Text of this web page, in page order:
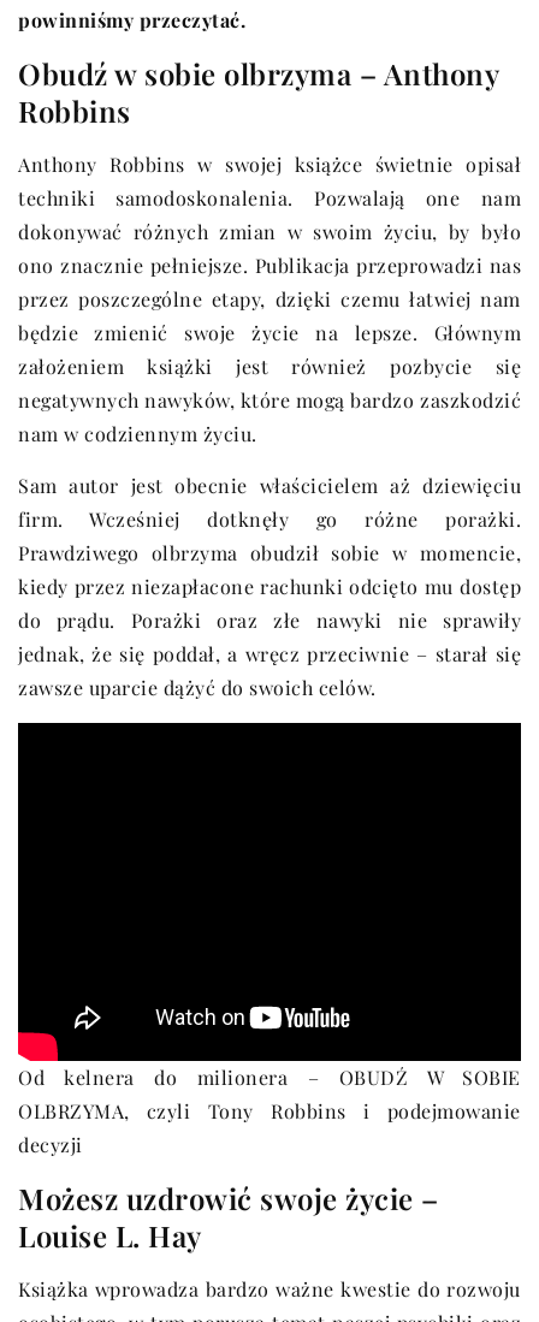
powinniśmy przeczytać.
Obudź w sobie olbrzyma – Anthony
Robbins
Anthony Robbins w swojej książce świetnie opisał
techniki samodoskonalenia. Pozwalają one nam
dokonywać różnych zmian w swoim życiu, by było
ono znacznie pełniejsze. Publikacja przeprowadzi nas
przez poszczególne etapy, dzięki czemu łatwiej nam
będzie zmienić swoje życie na lepsze. Głównym
założeniem książki jest również pozbycie się
negatywnych nawyków, które mogą bardzo zaszkodzić
nam w codziennym życiu.
Sam autor jest obecnie właścicielem aż dziewięciu
firm. Wcześniej dotknęły go różne porażki.
Prawdziwego olbrzyma obudził sobie w momencie,
kiedy przez niezapłacone rachunki odcięto mu dostęp
do prądu. Porażki oraz złe nawyki nie sprawiły
jednak, że się poddał, a wręcz przeciwnie – starał się
zawsze uparcie dążyć do swoich celów.
Od kelnera do milionera – OBUDŹ W SOBIE
OLBRZYMA, czyli Tony Robbins i podejmowanie
decyzji
Możesz uzdrowić swoje życie –
Louise L. Hay
Książka wprowadza bardzo ważne kwestie do rozwoju